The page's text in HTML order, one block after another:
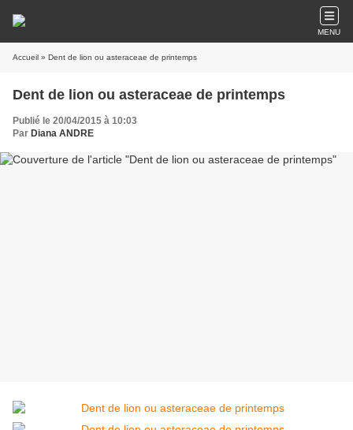
MENU
Accueil » Dent de lion ou asteraceae de printemps
Dent de lion ou asteraceae de printemps
Publié le 20/04/2015 à 10:03
Par Diana ANDRE